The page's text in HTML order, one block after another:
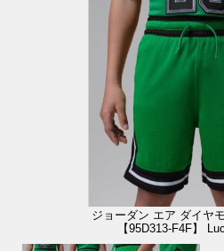
ジョーダン エア ダイヤ
【95D313-F4F】